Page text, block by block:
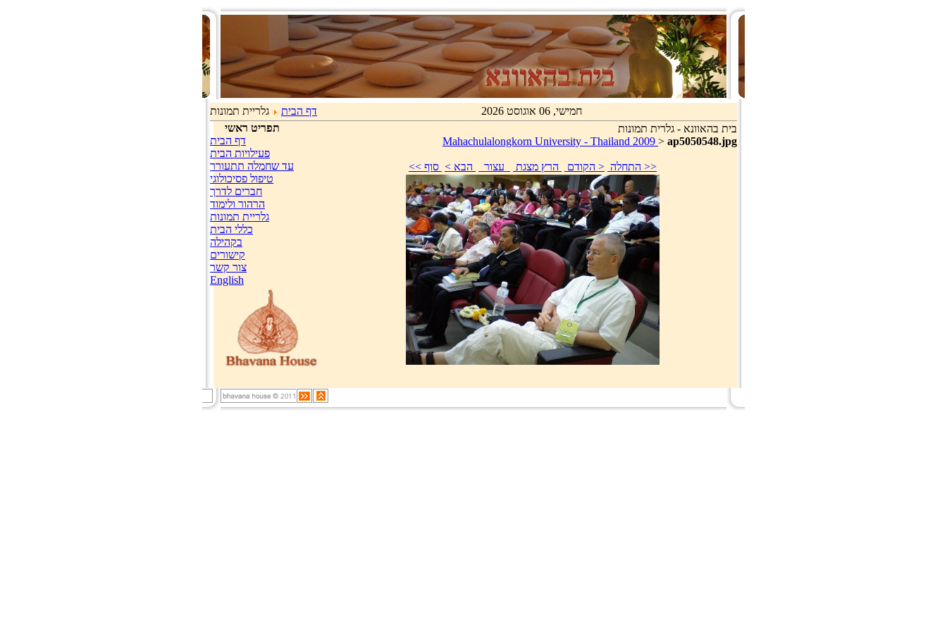
דף הבית גלריית תמונות
חמישי, 06 אוגוסט 2026
תפריט ראשי
דף הבית
פעילויות הבית
עד שחמלה תתעורר
טיפול פסיכולוגי
חברים לדרך
הרהור ולימוד
גלריית תמונות
כללי הבית
בקהילה
קישורים
צור קשר
English
בית בהאוונא - גלרית תמונות
Mahachulalongkorn University - Thailand 2009 > ap5050548.jpg
<< התחלה < הקודם הרץ מצגת עצור הבא > סוף >>